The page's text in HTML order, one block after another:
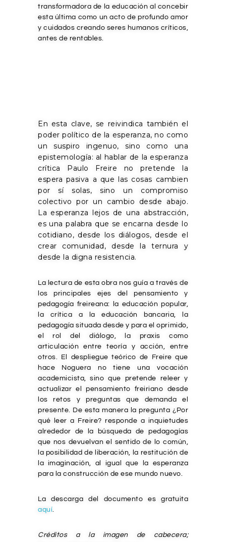
transformadora de la educación al concebir
esta última como un acto de profundo amor
y cuidados creando seres humanos críticos,
antes de rentables.
En esta clave, se reivindica también el
poder político de la esperanza, no como
un suspiro ingenuo, sino como una
epistemología: al hablar de la esperanza
crítica Paulo Freire no pretende la
espera pasiva a que las cosas cambien
por sí solas, sino un compromiso
colectivo por un cambio desde abajo.
La esperanza lejos de una abstracción,
es una palabra que se encarna desde lo
cotidiano, desde los diálogos, desde el
crear comunidad, desde la ternura y
desde la digna resistencia.
La lectura de esta obra nos guía a través de
los principales ejes del pensamiento y
pedagogía freireana: la educación popular,
la crítica a la educación bancaria, la
pedagogía situada desde y para el oprimido,
el rol del diálogo, la praxis como
articulación entre teoría y acción, entre
otros. El despliegue teórico de Freire que
hace Noguera no tiene una vocación
academicista, sino que pretende releer y
actualizar el pensamiento freiriano desde
los retos y preguntas que demanda el
presente. De esta manera la pregunta ¿Por
qué leer a Freire? responde a inquietudes
alrededor de la búsqueda de pedagogías
que nos devuelvan el sentido de lo común,
la posibilidad de liberación, la restitución de
la imaginación, al igual que la esperanza
para la construcción de ese mundo nuevo.
La descarga del documento es gratuita
aquí
Créditos a la imagen de cabecera;